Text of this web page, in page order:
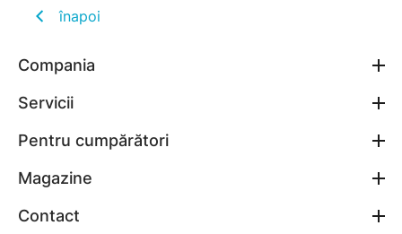
înapoi
Compania
Servicii
Pentru cumpărători
Magazine
Contact